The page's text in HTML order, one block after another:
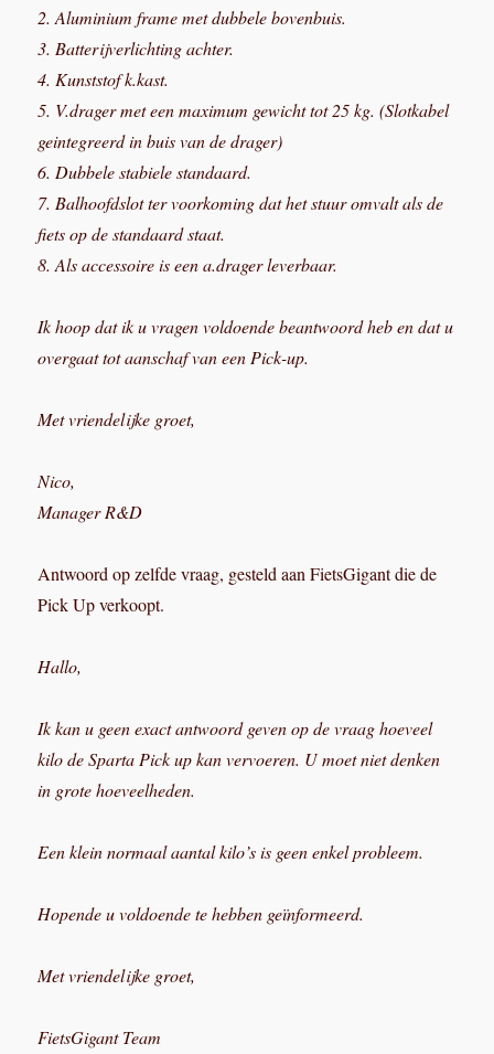
2. Aluminium frame met dubbele bovenbuis.
3. Batterijverlichting achter.
4. Kunststof k.kast.
5. V.drager met een maximum gewicht tot 25 kg. (Slotkabel
geintegreerd in buis van de drager)
6. Dubbele stabiele standaard.
7. Balhoofdslot ter voorkoming dat het stuur omvalt als de
fiets op de standaard staat.
8. Als accessoire is een a.drager leverbaar.
Ik hoop dat ik u vragen voldoende beantwoord heb en dat u
overgaat tot aanschaf van een Pick-up.
Met vriendelijke groet,
Nico,
Manager R&D
Antwoord op zelfde vraag, gesteld aan FietsGigant die de
Pick Up verkoopt.
Hallo,
Ik kan u geen exact antwoord geven op de vraag hoeveel
kilo de Sparta Pick up kan vervoeren. U moet niet denken
in grote hoeveelheden.
Een klein normaal aantal kilo’s is geen enkel probleem.
Hopende u voldoende te hebben geïnformeerd.
Met vriendelijke groet,
FietsGigant Team